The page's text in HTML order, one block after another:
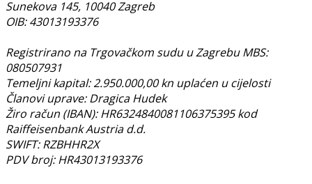
Sunekova 145, 10040 Zagreb
OIB: 43013193376
Registrirano na Trgovačkom sudu u Zagrebu MBS:
080507931
Temeljni kapital: 2.950.000,00 kn uplaćen u cijelosti
Članovi uprave: Dragica Hudek
Žiro račun (IBAN): HR6324840081106375395 kod
Raiffeisenbank Austria d.d.
SWIFT: RZBHHR2X
PDV broj: HR43013193376